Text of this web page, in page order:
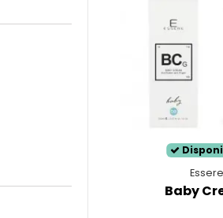
Essere
Baby